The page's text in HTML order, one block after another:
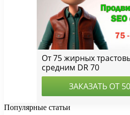
Популярные статьи